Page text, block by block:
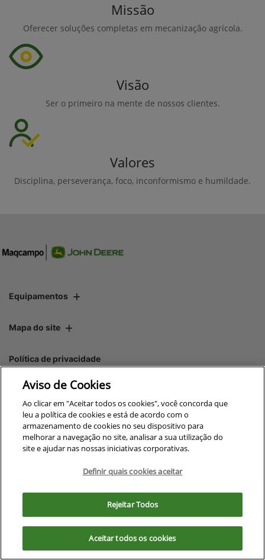
Missão
Oferecer soluções completas em mecanização agrícola.
Visão
Ser o primeiro na mente de nossos clientes.
Valores
Disciplina, perseverança, foco, inconformismo e humildade.
Equipamentos
Mapa do site
Política de privacidade
CNPJ: 00.970.771/0009-69
No trânsito, enxergar o outro
Desenvolvido pela DEALERSPACE ® Direitos Reservados.
. Ao seguir com a navegação e visita você
concorda com nossas políticas.
Exercise Your Rights
OneTrust
Aviso de Cookies
Ao clicar em "Aceitar todos os cookies", você concorda que
leu a política de cookies e está de acordo com o
armazenamento de cookies no seu dispositivo para
melhorar a navegação no site, analisar a sua utilização do
site e ajudar nas nossas iniciativas corporativas.
Definir quais cookies aceitar
Rejeitar Todos
Aceitar todos os cookies